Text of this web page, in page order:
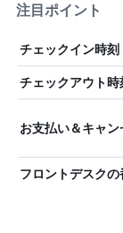
注目ポイント
チェックイン時刻
チェックアウト時
お支払い＆キャン
フロントデスクの